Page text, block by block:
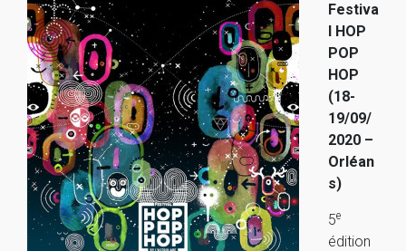
Festiva
l HOP
POP
HOP
(18-
19/09/
2020 –
Orléan
s)
5e
édition